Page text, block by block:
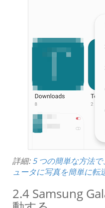
詳細:5 つの簡単な方法
ュータに写真を簡単に転
2.4 Samsung